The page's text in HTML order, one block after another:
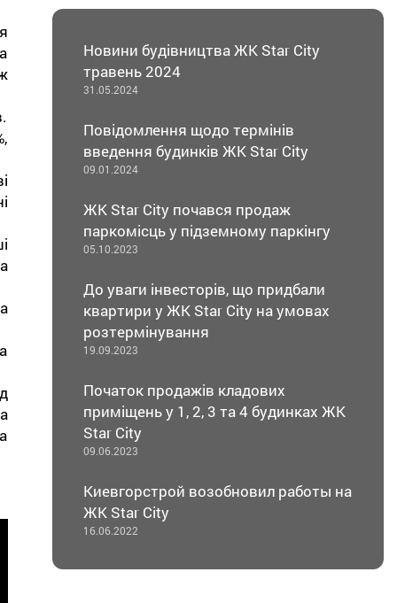
Новини будівництва ЖК Star City
травень 2024
31.05.2024
Повідомлення щодо термінів
введення будинків ЖК Star City
09.01.2024
ЖК Star City почався продаж
паркомісць у підземному паркінгу
05.10.2023
До уваги інвесторів, що придбали
квартири у ЖК Star City на умовах
розтермінування
19.09.2023
Початок продажів кладових
приміщень у 1, 2, 3 та 4 будинках ЖК
Star City
09.06.2023
Киевгорстрой возобновил работы на
ЖК Star City
16.06.2022